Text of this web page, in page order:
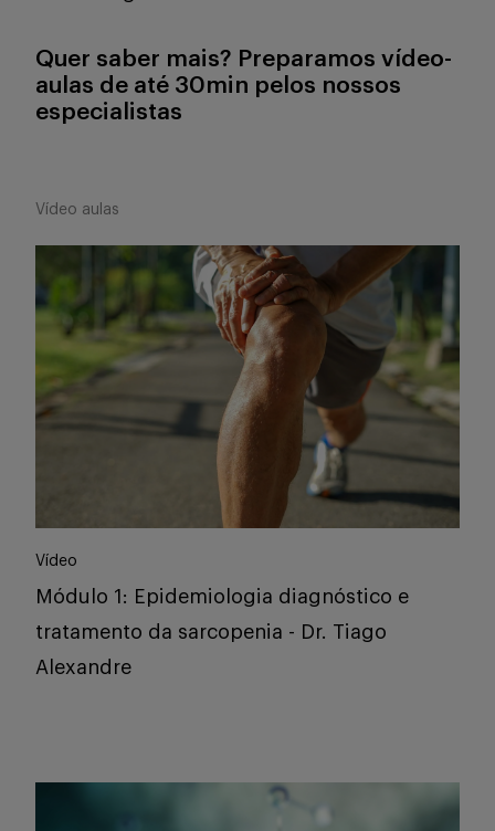
Quer saber mais? Preparamos vídeo-
aulas de até 30min pelos nossos
especialistas
Vídeo aulas
Vídeo
Módulo 1: Epidemiologia diagnóstico e
tratamento da sarcopenia - Dr. Tiago
Alexandre